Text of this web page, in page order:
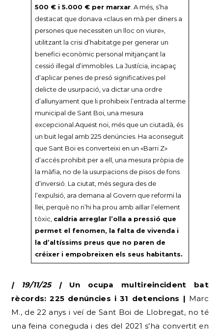
500 € i 5.000 € per marxar. A més, s’ha
destacat que donava «claus en mà per diners a
persones que necessiten un lloc on viure»,
utilitzant la crisi d’habitatge per generar un
benefici econòmic personal mitjançant la
cessió il·legal d’immobles. La Justícia, incapaç
d’aplicar penes de presó significatives pel
delicte de usurpació, va dictar una ordre
d’allunyament que li prohibeix l’entrada al terme
municipal de Sant Boi, una mesura
excepcional.Aquest noi, més que un ciutadà, és
un buit legal amb 225 denúncies. Ha aconseguit
que Sant Boi es converteixi en un «Barri Z»
d’accés prohibit per a ell, una mesura pròpia de
la màfia, no de la usurpacions de pisos de fons
d’inversió. La ciutat, més segura des de
l’expulsió, ara demana al Govern que reformi la
llei, perquè no n’hi ha prou amb aïllar l’element
tòxic, caldria arreglar l’olla a pressió que
permet el fenomen, la falta de vivenda i
la d’altíssims preus que no paren de
créixer i empobreixen els seus habitants.
| 19/11/25 |Un ocupa multireincident bat
rècords: 225 denúncies i 31 detencions | Marc
M., de 22 anys i veí de Sant Boi de Llobregat, no té
una feina coneguda i des del 2021 s’ha convertit en